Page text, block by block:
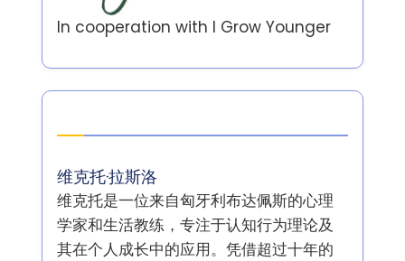
In cooperation with I Grow Younger
维克托·拉斯洛
维克托是一位来自匈牙利布达佩斯的心理
学家和生活教练，专注于认知行为理论及
其在个人成长中的应用。凭借超过十年的